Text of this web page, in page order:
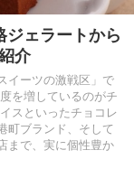
ジェラートから
介
イーツの激戦区」で
を増しているのがチ
スといったチョコレ
町ブランド、そして
まで、実に個性豊か